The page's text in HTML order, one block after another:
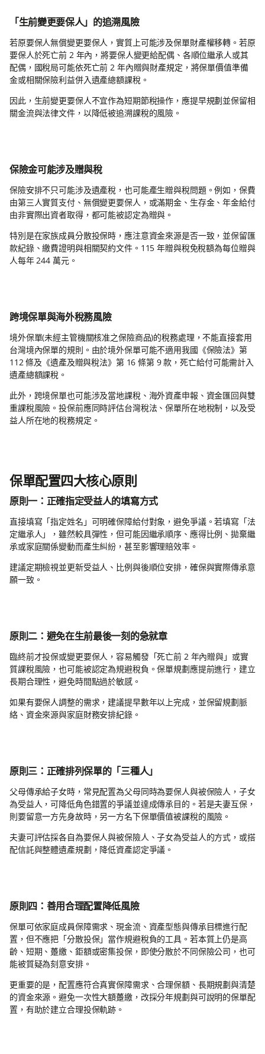
「生前變更要保人」的追溯風險
若原要保人無償變更要保人，實質上可能涉及保單財產權移轉。若原
要保人於死亡前 2 年內，將要保人變更給配偶、各順位繼承人或其
配偶，國稅局可能依死亡前 2 年內贈與財產規定，將保單價值準備
金或相關保險利益併入遺產總額課稅。
因此，生前變更要保人不宜作為短期節稅操作，應提早規劃並保留相
關金流與法律文件，以降低被追溯課稅的風險。
保險金可能涉及贈與稅
保險安排不只可能涉及遺產稅，也可能產生贈與稅問題。例如，保費
由第三人實質支付、無償變更要保人，或滿期金、生存金、年金給付
由非實際出資者取得，都可能被認定為贈與。
特別是在家族成員分散投保時，應注意資金來源是否一致，並保留匯
款紀錄、繳費證明與相關契約文件。115 年贈與稅免稅額為每位贈與
人每年 244 萬元。
跨境保單與海外稅務風險
境外保單(未經主管機關核准之保險商品)的稅務處理，不能直接套用
台灣境內保單的規則。由於境外保單可能不適用我國《保險法》第
112 條及《遺產及贈與稅法》第 16 條第 9 款，死亡給付可能需計入
遺產總額課稅。
此外，跨境保單也可能涉及當地課稅、海外資產申報、資金匯回與雙
重課稅風險。投保前應同時評估台灣稅法、保單所在地稅制，以及受
益人所在地的稅務規定。
保單配置四大核心原則
原則一：正確指定受益人的填寫方式
直接填寫「指定姓名」可明確保障給付對象，避免爭議。若填寫「法
定繼承人」，雖然較具彈性，但可能因繼承順序、應得比例、拋棄繼
承或家庭關係變動而產生糾紛，甚至影響理賠效率。
建議定期檢視並更新受益人、比例與後順位安排，確保與實際傳承意
願一致。
原則二：避免在生前最後一刻的急就章
臨終前才投保或變更要保人，容易觸發「死亡前 2 年內贈與」或實
質課稅風險，也可能被認定為規避稅負。保單規劃應提前進行，建立
長期合理性，避免時間點過於敏感。
如果有要保人調整的需求，建議提早數年以上完成，並保留規劃脈
絡、資金來源與家庭財務安排紀錄。
原則三：正確排列保單的「三種人」
父母傳承給子女時，常見配置為父母同時為要保人與被保險人，子女
為受益人，可降低角色錯置的爭議並達成傳承目的。若是夫妻互保，
則要留意一方先身故時，另一方名下保單價值被課稅的風險。
夫妻可評估採各自為要保人與被保險人、子女為受益人的方式，或搭
配信託與整體遺產規劃，降低資產認定爭議。
原則四：善用合理配置降低風險
保單可依家庭成員保障需求、現金流、資產型態與傳承目標進行配
置，但不應把「分散投保」當作規避稅負的工具。若本質上仍是高
齡、短期、躉繳、鉅額或密集投保，即使分散於不同保險公司，也可
能被質疑為刻意安排。
更重要的是，配置應符合真實保障需求、合理保額、長期規劃與清楚
的資金來源。避免一次性大額躉繳，改採分年規劃與可說明的保單配
置，有助於建立合理投保軌跡。